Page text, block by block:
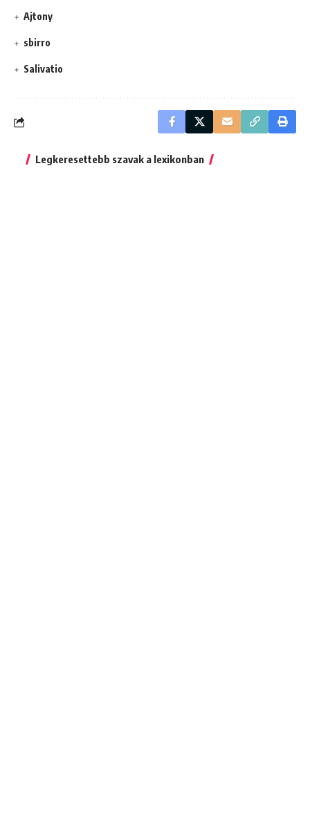
Ajtony
sbirro
Salivatio
Legkeresettebb szavak a lexikonban